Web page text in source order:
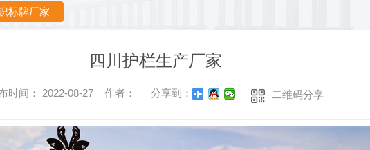
标牌厂家
四川护栏生产厂家
时间： 2022-08-27 作者： 分享到： 二维码分享